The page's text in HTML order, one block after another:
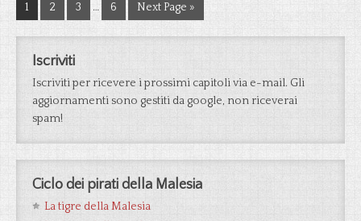
1 2 3 … 6 Next Page »
Iscriviti
Iscriviti per ricevere i prossimi capitoli via e-mail. Gli
aggiornamenti sono gestiti da google, non riceverai
spam!
Ciclo dei pirati della Malesia
La tigre della Malesia